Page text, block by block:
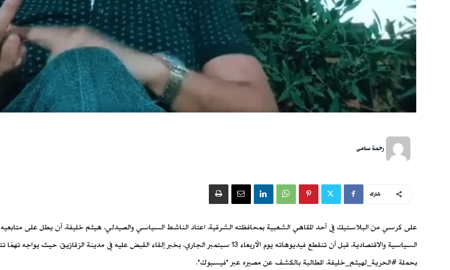
رحمة سامى
شارك
على كرسي من البلاستيك في أحد المقاهي الشعبية بمحافظته الشرقية، اعتاد الناشط السياسي والصيدلي، هيثم خليفة، أن يطل على متابعيه
السياسية والاقتصادية، قبل أن تنقطع فيديوهاته يوم الأربعاء 13 سبتمبر الجاري، بخبر إلقاء القبض عليه في
بحملة #الحرية_لهيثم_خليفة، المطالبة بالكشف عن مصيره عبر "فيسبوك".